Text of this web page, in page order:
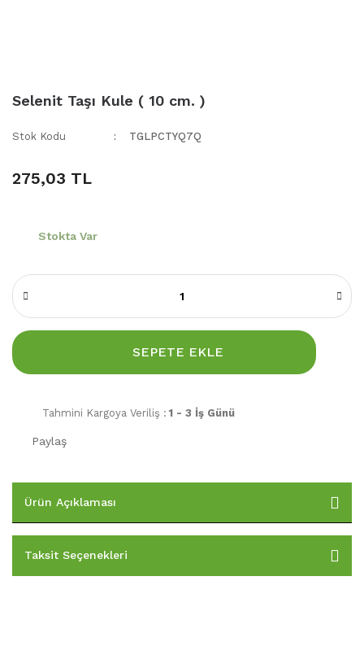
Selenit Taşı Kule ( 10 cm. )
Stok Kodu TGLPCTYQ7Q
275,03 TL
Stokta Var
SEPETE EKLE
Tahmini Kargoya Veriliş : 1 - 3 İş Günü
Paylaş
Ürün Açıklaması
Taksit Seçenekleri